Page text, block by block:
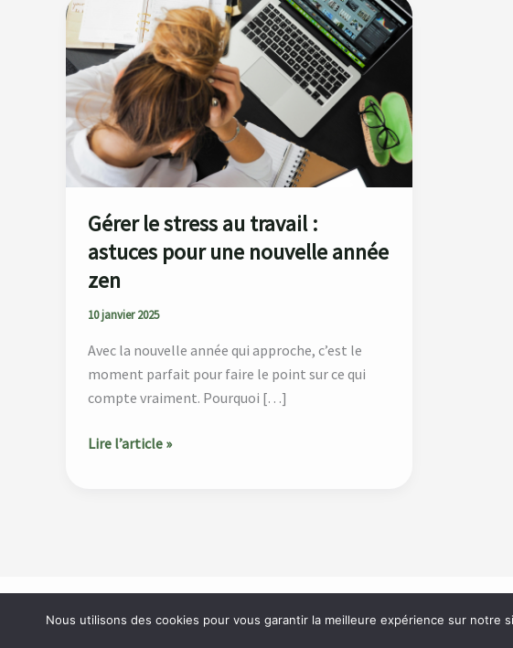
Gérer le stress au travail :
astuces pour une nouvelle année
zen
10 janvier 2025
Avec la nouvelle année qui approche, c’est le
moment parfait pour faire le point sur ce qui
compte vraiment. Pourquoi […]
stress
au
travail
:
astuces
pour
nouvelle
année
zen
Lire l’article »
Accueil À propos Blog Contact
Nous utilisons des cookies pour vous garantir la meilleure expérience sur